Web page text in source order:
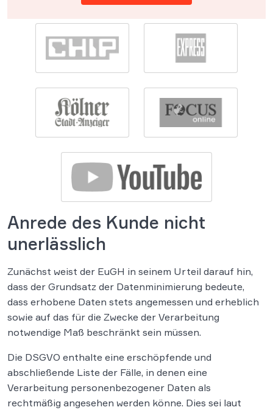
Anrede des Kunde nicht
unerlässlich
Zunächst weist der EuGH in seinem Urteil darauf hin,
dass der Grundsatz der Datenminimierung bedeute,
dass erhobene Daten stets angemessen und erheblich
sowie auf das für die Zwecke der Verarbeitung
notwendige Maß beschränkt sein müssen.
Die DSGVO enthalte eine erschöpfende und
abschließende Liste der Fälle, in denen eine
Verarbeitung personenbezogener Daten als
rechtmäßig angesehen werden könne. Dies sei laut